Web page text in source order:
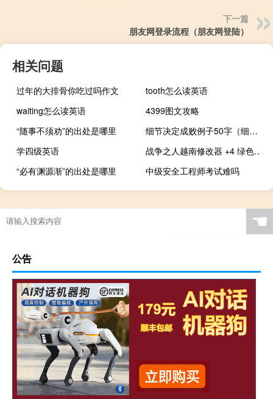
下一篇
朋友网登录流程（朋友网登陆）
相关问题
过年的大排骨你吃过吗作文
tooth怎么读英语
waiting怎么读英语
4399图文攻略
“随事不须劝”的出处是哪里
细节决定成败例子50字（细节决定成败例子）
学四级英语
战争之人越南修改器 +4 绿色免费版（战争之人越南修改器 +4 绿色免费版功能简介）
“必有渊源渐”的出处是哪里
中级安全工程师考试难吗
☚
公告